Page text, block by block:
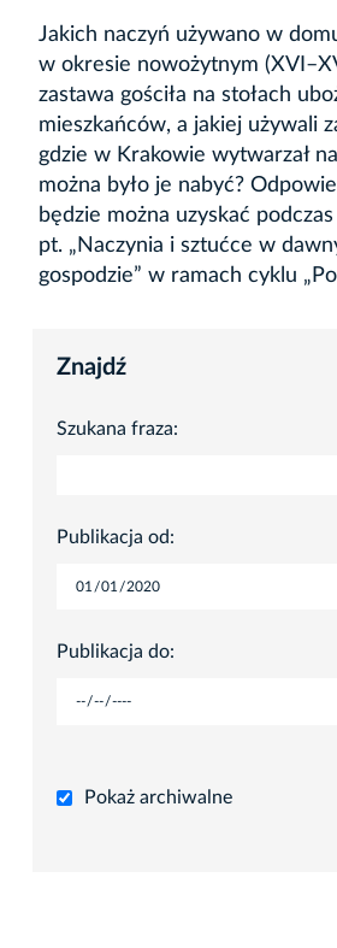
Jakich naczyń używano w
w okresie nowożytnym
zastawa gościła na stołach
mieszkańców, a jakiej używali
gdzie w Krakowie wytwarzał
można było je nabyć?
będzie można uzyskać
pt. „Naczynia i sztućce w
gospodzie” w ramach cyklu
Znajdź
Szukana fraza:
Publikacja od:
Publikacja do:
Pokaż archiwalne